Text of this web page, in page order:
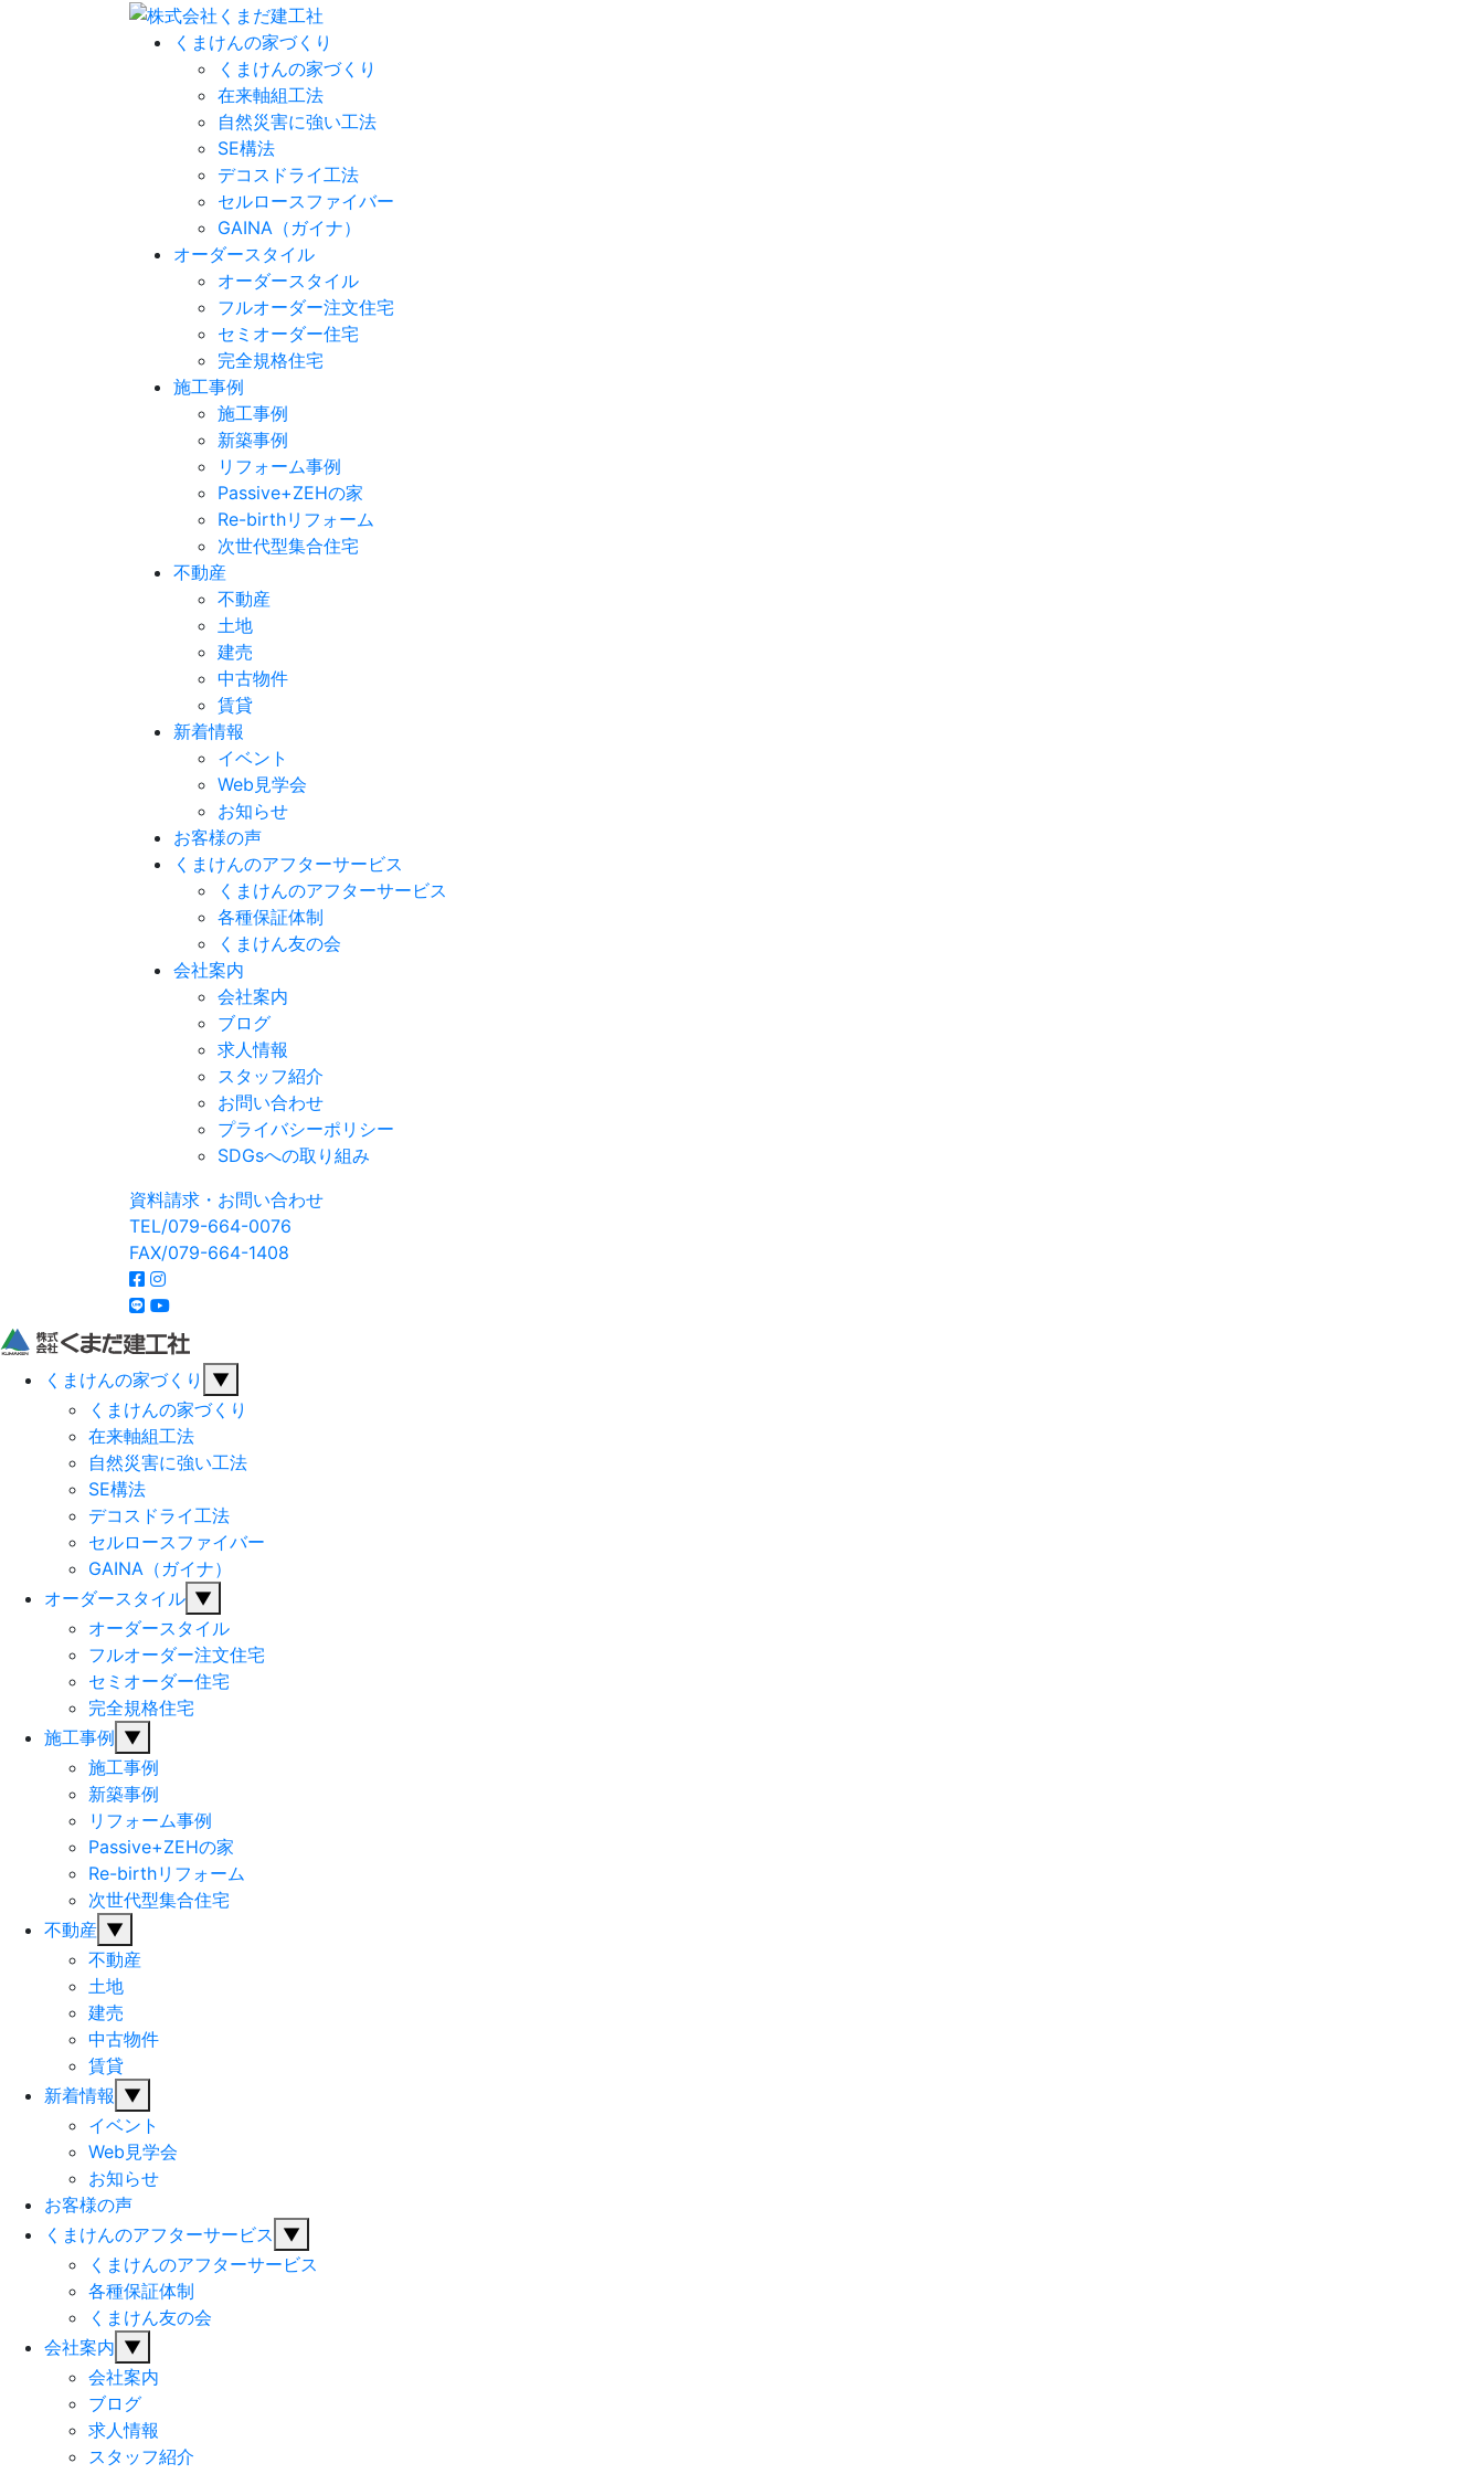
くまけんの家づくり
くまけんの家づくり
在来軸組工法
自然災害に強い工法
SE構法
デコスドライ工法
セルロースファイバー
GAINA（ガイナ）
オーダースタイル
オーダースタイル
フルオーダー注文住宅
セミオーダー住宅
完全規格住宅
施工事例
施工事例
新築事例
リフォーム事例
Passive+ZEHの家
Re-birthリフォーム
次世代型集合住宅
不動産
不動産
土地
建売
中古物件
賃貸
新着情報
イベント
Web見学会
お知らせ
お客様の声
くまけんのアフターサービス
くまけんのアフターサービス
各種保証体制
くまけん友の会
会社案内
会社案内
ブログ
求人情報
スタッフ紹介
お問い合わせ
プライバシーポリシー
SDGsへの取り組み
資料請求・お問い合わせ
TEL/079-664-0076
FAX/079-664-1408
くまけんの家づくり
▼
くまけんの家づくり
在来軸組工法
自然災害に強い工法
SE構法
デコスドライ工法
セルロースファイバー
GAINA（ガイナ）
オーダースタイル ▼
オーダースタイル
フルオーダー注文住宅
セミオーダー住宅
完全規格住宅
施工事例 ▼
施工事例
新築事例
リフォーム事例
Passive+ZEHの家
Re-birthリフォーム
次世代型集合住宅
不動産 ▼
不動産
土地
建売
中古物件
賃貸
新着情報 ▼
イベント
Web見学会
お知らせ
お客様の声
くまけんのアフターサービス ▼
くまけんのアフターサービス
各種保証体制
くまけん友の会
会社案内 ▼
会社案内
ブログ
求人情報
スタッフ紹介